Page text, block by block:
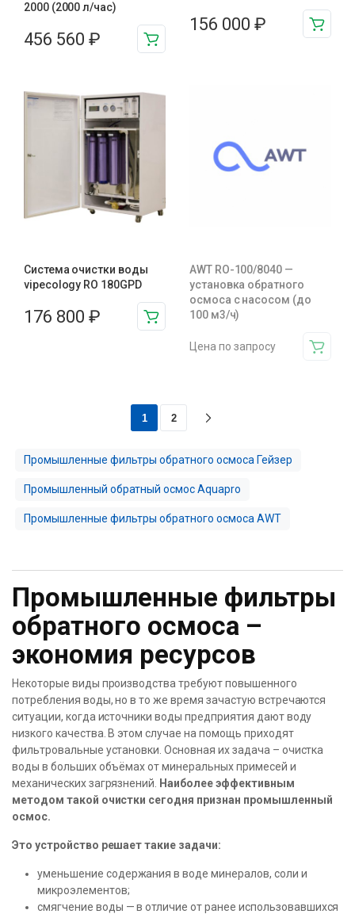
2000 (2000 л/час)
456 560 ₽
156 000 ₽
Система очистки воды
vipecology RO 180GPD
176 800 ₽
AWT RO-100/8040 —
установка обратного
осмоса с насосом (до
100 м3/ч)
Цена по запросу
1 2
Промышленные фильтры обратного осмоса Гейзер
Промышленный обратный осмос Aquapro
Промышленные фильтры обратного осмоса AWT
Промышленные фильтры
обратного осмоса –
экономия ресурсов
Некоторые виды производства требуют повышенного
потребления воды, но в то же время зачастую встречаются
ситуации, когда источники воды предприятия дают воду
низкого качества. В этом случае на помощь приходят
фильтровальные установки. Основная их задача – очистка
воды в больших объёмах от минеральных примесей и
механических загрязнений.
Наиболее эффективным
методом такой очистки сегодня признан промышленный
осмос.
Это устройство решает такие задачи:
уменьшение содержания в воде минералов, соли и
микроэлементов;
смягчение воды — в отличие от ранее использовавшихся